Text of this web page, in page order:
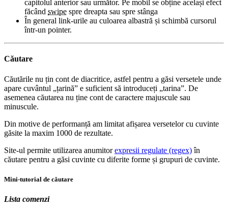
capitolul anterior sau următor. Pe mobil se obține același efect
făcând swipe spre dreapta sau spre stânga
În general link-urile au culoarea albastră și schimbă cursorul
într-un pointer.
Căutare
Căutările nu țin cont de diacritice, astfel pentru a găsi versetele unde
apare cuvântul „țarină” e suficient să introduceți „tarina”. De
asemenea căutarea nu ține cont de caractere majuscule sau
minuscule.
Din motive de performanță am limitat afișarea versetelor cu cuvinte
găsite la maxim 1000 de rezultate.
Site-ul permite utilizarea anumitorexpresii regulate (regex)în
căutare pentru a găsi cuvinte cu diferite forme și grupuri de cuvinte.
Mini-tutorial de căutare
Lista comenzi